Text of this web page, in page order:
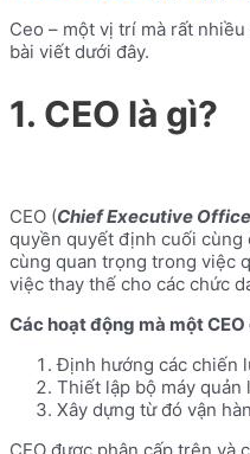
Ceo – một vị trí mà rất
bài viết dưới đây.
1. CEO là gì?
CEO (Chief Executive
quyền quyết định cuối cùng
cùng quan trọng trong việc
việc thay thế cho các chức
Các hoạt động mà một
Định hướng các chiến
Thiết lập bộ máy quản
Xây dựng từ đó vận
CEO được phân cấp trên và